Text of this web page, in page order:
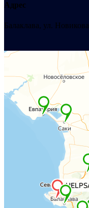
Адрес
Балаклава, ул. Новикова